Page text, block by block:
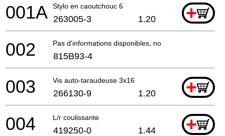
Stylo en caoutchouc 6 +
001A 263005-3 1.20
Pas d'informations disponibles, non commandable
002 815B93-4
Vis auto-taraudeuse 3x16 +
003 266130-9 1.20
L/r coulissante +
004 419250-0 1.44